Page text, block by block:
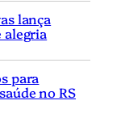
lança
para
no RS